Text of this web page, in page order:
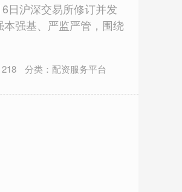
日沪深交易所修订并发
强基、严监严管，围绕
218 分类： 配资服务平台